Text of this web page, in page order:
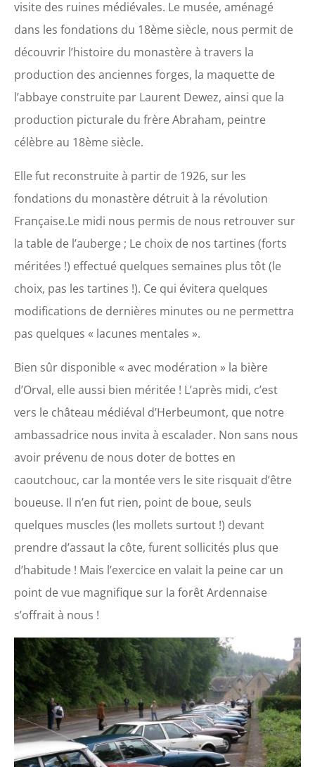
visite des ruines médiévales. Le musée, aménagé
dans les fondations du 18ème siècle, nous permit de
découvrir l’histoire du monastère à travers la
production des anciennes forges, la maquette de
l’abbaye construite par Laurent Dewez, ainsi que la
production picturale du frère Abraham, peintre
célèbre au 18ème siècle.
Elle fut reconstruite à partir de 1926, sur les
fondations du monastère détruit à la révolution
Française.Le midi nous permis de nous retrouver sur
la table de l’auberge ; Le choix de nos tartines (forts
méritées !) effectué quelques semaines plus tôt (le
choix, pas les tartines !). Ce qui évitera quelques
modifications de dernières minutes ou ne permettra
pas quelques « lacunes mentales ».
Bien sûr disponible « avec modération » la bière
d’Orval, elle aussi bien méritée ! L’après midi, c’est
vers le château médiéval d’Herbeumont, que notre
ambassadrice nous invita à escalader. Non sans nous
avoir prévenu de nous doter de bottes en
caoutchouc, car la montée vers le site risquait d’être
boueuse. Il n’en fut rien, point de boue, seuls
quelques muscles (les mollets surtout !) devant
prendre d’assaut la côte, furent sollicités plus que
d’habitude ! Mais l’exercice en valait la peine car un
point de vue magnifique sur la forêt Ardennaise
s’offrait à nous !